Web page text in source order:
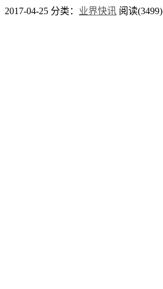
2017-04-25 分类： 业界快讯 阅读(3499)